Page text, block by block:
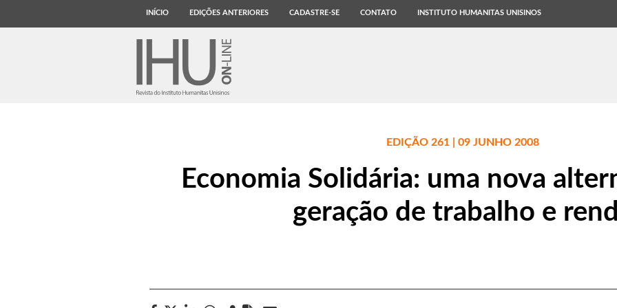
INÍCIO EDIÇÕES ANTERIORES CADASTRE-SE CONTATO INSTITUTO HUMANITAS UNISINOS
EDIÇÃO 261 | 09 JUNHO 2008
Economia Solidária: uma nova
geração de trabalho e